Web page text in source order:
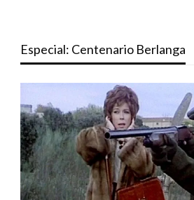
Especial: Centenario Berlanga